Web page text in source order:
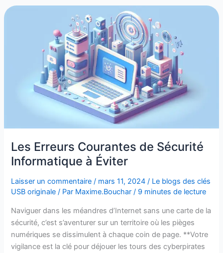
Les Erreurs Courantes de Sécurité
Informatique à Éviter
Laisser un commentaire / mars 11, 2024/ Le blogs des clés
USB originale / Par Maxime.Bouchar/ 9 minutes de lecture
Naviguer dans les méandres d’Internet sans une carte de la
sécurité, c’est s’aventurer sur un territoire où les pièges
numériques se dissimulent à chaque coin de page. **Votre
vigilance est la clé pour déjouer les tours des cyberpirates
Les
Informatique